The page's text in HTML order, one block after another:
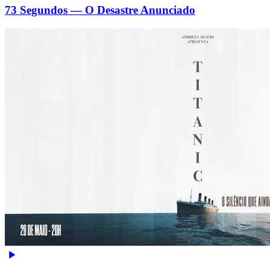
73 Segundos — O Desastre Anunciado